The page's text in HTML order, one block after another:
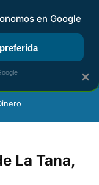
RENTA
La Tana,
×
en Google